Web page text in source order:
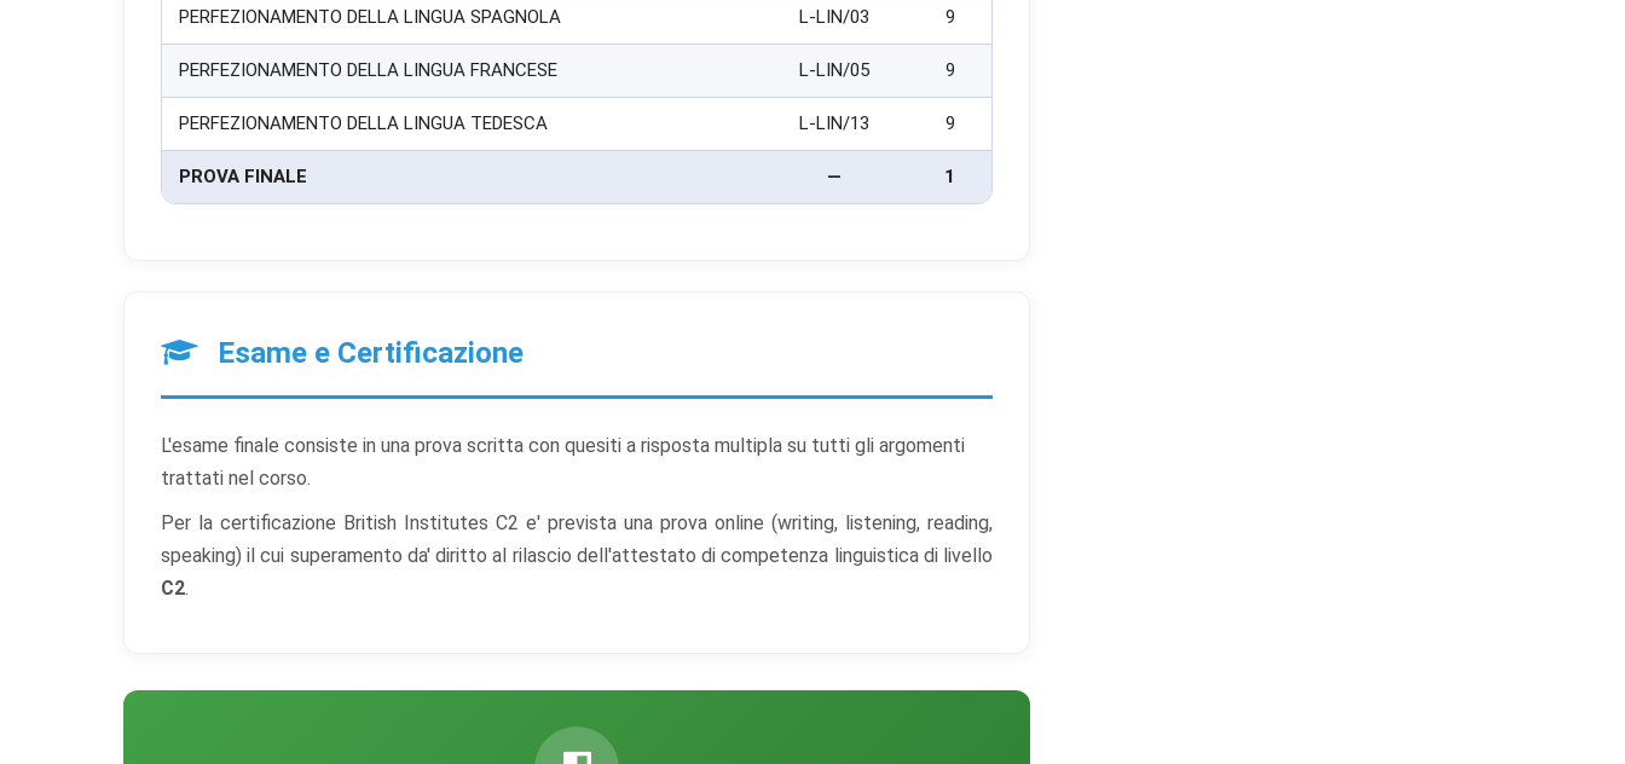
PERFEZIONAMENTO DELLA LINGUA SPAGNOLA L-LIN/03 9
PERFEZIONAMENTO DELLA LINGUA FRANCESE L-LIN/05 9
PERFEZIONAMENTO DELLA LINGUA TEDESCA L-LIN/13 9
PROVA FINALE — 1
Esame e Certificazione
L'esame finale consiste in una prova scritta con quesiti a risposta multipla su tutti gli argomenti
trattati nel corso.
Per la certificazione British Institutes C2 e' prevista una prova online (writing, listening, reading,
speaking) il cui superamento da' diritto al rilascio dell'attestato di competenza linguistica di livello
C2.